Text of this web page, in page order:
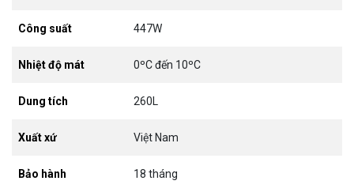
Công suất 447W
Nhiệt độ mát 0ºC đến 10ºC
Dung tích 260L
Xuất xứ Việt Nam
Bảo hành 18 tháng